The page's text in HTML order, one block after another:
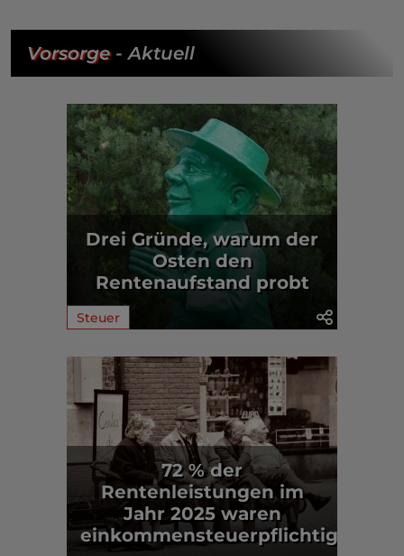
Vorsorge- Aktuell
Drei Gründe, warum der
Osten den
Rentenaufstand probt
Steuer
72 % der
Rentenleistungen im
Jahr 2025 waren
einkommensteuerpflichtig